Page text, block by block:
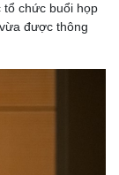
tổ chức buổi họp
được thông